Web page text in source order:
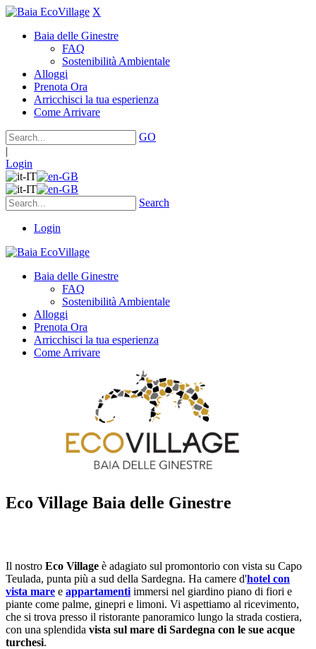
X
Baia delle Ginestre
FAQ
Sostenibilità Ambientale
Alloggi
Prenota Ora
Arricchisci la tua esperienza
Come Arrivare
GO
|
Login
Search
Login
Baia delle Ginestre
FAQ
Sostenibilità Ambientale
Alloggi
Prenota Ora
Arricchisci la tua esperienza
Come Arrivare
Eco Village Baia delle Ginestre
Il nostro Eco Village è adagiato sul promontorio con vista su Capo
Teulada, punta più a sud della Sardegna. Ha camere d'hotel con
vista mare e appartamenti immersi nel giardino piano di fiori e
piante come palme, ginepri e limoni. Vi aspettiamo al ricevimento,
che si trova presso il ristorante panoramico lungo la strada costiera,
con una splendida vista sul mare di Sardegna con le sue acque
turchesi.